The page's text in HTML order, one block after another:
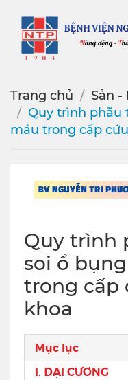
Trang chủ
Sản -
Quy trình phẫu
máu trong cấp
Quy trình
soi ổ
trong cấp
khoa
Mục lục
I. ĐẠI CƯƠNG